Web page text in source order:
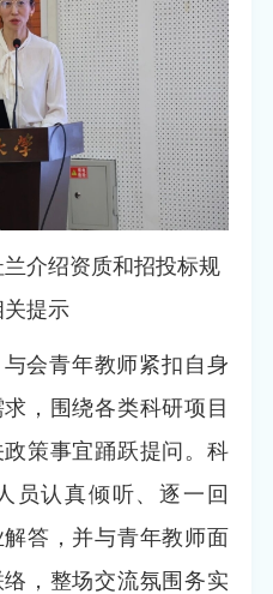
介绍资质和招投标规
提示
会青年教师紧扣自身
，围绕各类科研项目
策事宜踊跃提问。科
员认真倾听、逐一回
答，并与青年教师面
，整场交流氛围务实